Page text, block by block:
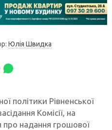
Юлія Швидка
політики Рівненської
Комісії, на
про надання грошової